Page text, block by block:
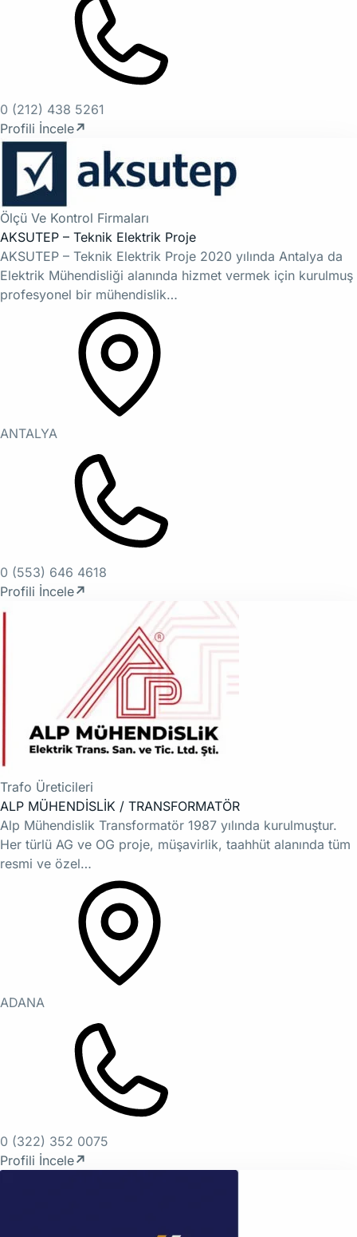
0 (212) 438 5261
Profili İncele↗
Ölçü Ve Kontrol Firmaları
AKSUTEP – Teknik Elektrik Proje
AKSUTEP – Teknik Elektrik Proje 2020 yılında Antalya da
Elektrik Mühendisliği alanında hizmet vermek için kurulmuş
profesyonel bir mühendislik…
ANTALYA
0 (553) 646 4618
Profili İncele↗
Trafo Üreticileri
ALP MÜHENDİSLİK / TRANSFORMATÖR
Alp Mühendislik Transformatör 1987 yılında kurulmuştur.
Her türlü AG ve OG proje, müşavirlik, taahhüt alanında tüm
resmi ve özel…
ADANA
0 (322) 352 0075
Profili İncele↗